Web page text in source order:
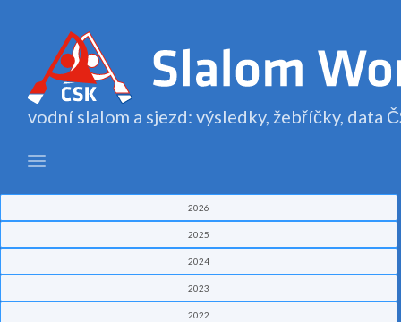
vodní slalom a sjezd: výsledky, žebříčky, data
2026
2025
2024
2023
2022